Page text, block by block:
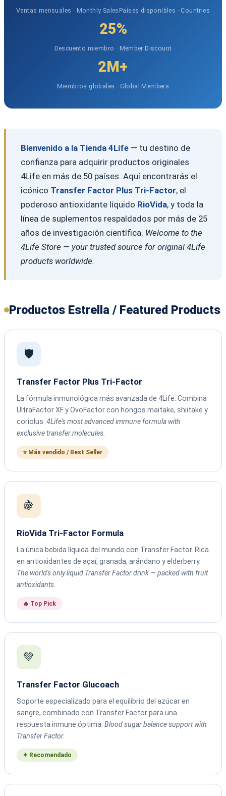
Ventas mensuales · Monthly SalesPaíses disponibles · Countries
25%
Descuento miembro · Member Discount
2M+
Miembros globales · Global Members
Bienvenido a la Tienda 4Life— tu destino de
confianza para adquirir productos originales
4Life en más de 50 países. Aquí encontrarás el
icónico Transfer Factor Plus Tri-Factor, el
poderoso antioxidante líquido RioVida, y toda la
línea de suplementos respaldados por más de 25
años de investigación científica. Welcome to the
4Life Store — your trusted source for original 4Life
products worldwide.
Productos Estrella / Featured Products
🛡️
Transfer Factor Plus Tri-Factor
La fórmula inmunológica más avanzada de 4Life. Combina
UltraFactor XF y OvoFactor con hongos maitake, shiitake y
coriolus. 4Life's most advanced immune formula with
exclusive transfer molecules.
⭐ Más vendido / Best Seller
🍇
RioVida Tri-Factor Formula
La única bebida líquida del mundo con Transfer Factor. Rica
en antioxidantes de açaí, granada, arándano y elderberry.
The world's only liquid Transfer Factor drink — packed with fruit
antioxidants.
🔥 Top Pick
💚
Transfer Factor Glucoach
Soporte especializado para el equilibrio del azúcar en
sangre, combinado con Transfer Factor para una
respuesta inmune óptima. Blood sugar balance support with
Transfer Factor.
✦ Recomendado